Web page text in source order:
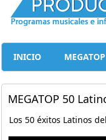
INICIO
MEGATOP 50
Los 50 éxitos Latinos